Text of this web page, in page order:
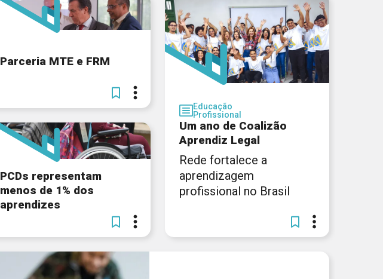
Parceria MTE e FRM
PCDs representam
menos de 1% dos
aprendizes
Educação
Profissional
Um ano de Coalizão
Aprendiz Legal
Rede fortalece a
aprendizagem
profissional no Brasil